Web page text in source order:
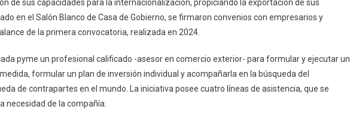
Fe
Tiene
Una
Única
Para
Poder
Desarrollarse
de sus capacidades para la internacionalización, propiciando la exportación de sus
en el Salón Blanco de Casa de Gobierno, se firmaron convenios con empresarios y
de la primera convocatoria, realizada en 2024.
pyme un profesional calificado -asesor en comercio exterior- para formular y ejecutar un
formular un plan de inversión individual y acompañarla en la búsqueda del
de contrapartes en el mundo. La iniciativa posee cuatro líneas de asistencia, que se
necesidad de la compañía.